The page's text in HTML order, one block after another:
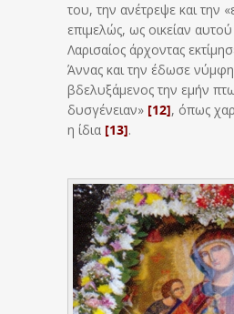
του, την ανέτρεψε και την
επιμελώς, ως οικείαν
Λαρισαίος άρχοντας
Άννας και την έδωσε
βδελυξάμενος την εμήν
δυσγένειαν» [12], όπως
η ίδια [13].